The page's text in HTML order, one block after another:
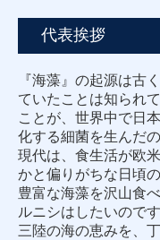
代表挨拶
『海藻』の起源は古
ていたことは知られ
ことが、世界中で日
化する細菌を生んだの
現代は、食生活が欧
かと偏りがちな日頃
豊富な海藻を沢山食
ルニシはしたいのです
三陸の海の恵みを、